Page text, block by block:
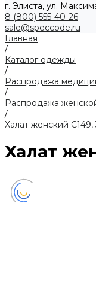
г. Элиста, ул.
8 (800) 555-40-26
sale@speccode.ru
Главная
/
Каталог одежды
/
Распродажа
/
Распродажа
/
Халат женский C149,
Халат